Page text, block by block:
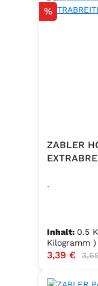
Rabatt
%
ZABLER
.
Inhalt: 0.5
Kilogramm )
3,39 €